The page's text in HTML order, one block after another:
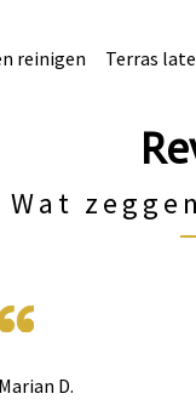
reinigen Terras
Wat
Marian D.